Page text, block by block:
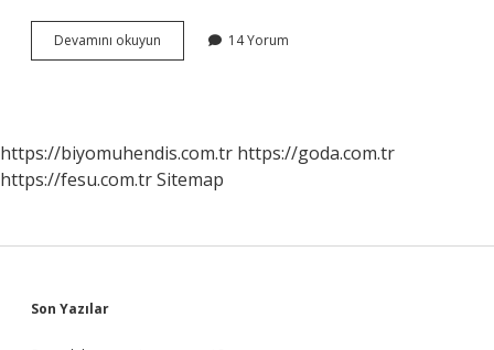
Devamını okuyun Haftada
Kaç
14 Yorum
https://biyomuhendis.com.tr https://goda.com.tr
https://fesu.com.trSitemap
Sidebar
Son Yazılar